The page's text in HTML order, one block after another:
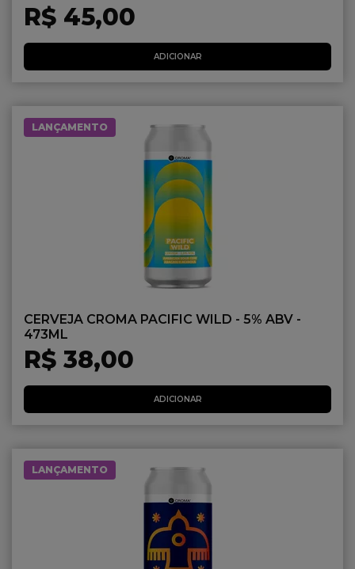
R$ 45,00
ADICIONAR
LANÇAMENTO
CERVEJA CROMA PACIFIC WILD - 5% ABV -
473ML
R$ 38,00
ADICIONAR
LANÇAMENTO